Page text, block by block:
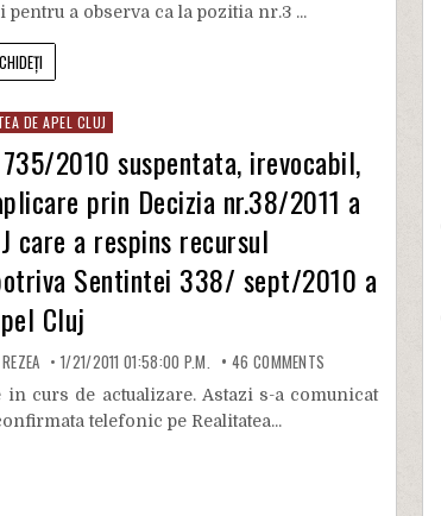
pentru a observa ca la pozitia nr.3 ...
DE APEL CLUJ
735/2010 suspentata, irevocabil,
prin Decizia nr.38/2011 a
care a respins recursul
Sentintei 338/ sept/2010 a
Cluj
1/21/2011 01:58:00 P.M. 46 COMMENTS
in curs de actualizare. Astazi s-a comunicat
telefonic pe Realitatea...